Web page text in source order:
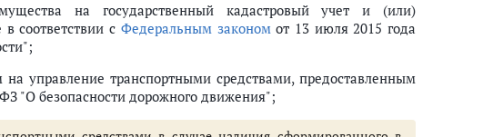
на государственный кадастровый учет и (или)
соответствии с Федеральным закономот 13 июля 2015 года
управление транспортными средствами, предоставленным
"О безопасности дорожного движения";